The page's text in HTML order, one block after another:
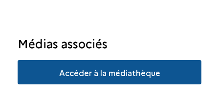
Médias associés
Accéder à la médiathèque